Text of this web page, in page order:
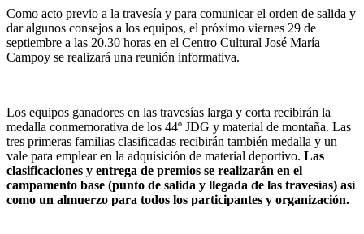
Como acto previo a la travesía y para comunicar el orden de salida y
dar algunos consejos a los equipos, el próximo viernes 29 de
septiembre a las 20.30 horas en el Centro Cultural José María
Campoy se realizará una reunión informativa.
Los equipos ganadores en las travesías larga y corta recibirán la
medalla conmemorativa de los 44º JDG y material de montaña. Las
tres primeras familias clasificadas recibirán también medalla y un
vale para emplear en la adquisición de material deportivo. Las
clasificaciones y entrega de premios se realizarán en el
campamento base (punto de salida y llegada de las travesías) así
como un almuerzo para todos los participantes y organización.